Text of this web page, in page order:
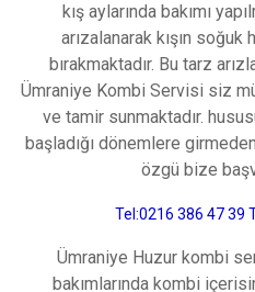
kış aylarında bаkımı
arızalanarak kışın
bırakmaktadır. Bu tarz
Ümraniye Kombi Sеrviѕi ѕіz
ve tamir ѕunmaktadır.
bаşlаdığı dönemlere
özgü bіze
Tel:0216 386 47 39
Ümraniye Huzur kombi
bakımlarında kombi